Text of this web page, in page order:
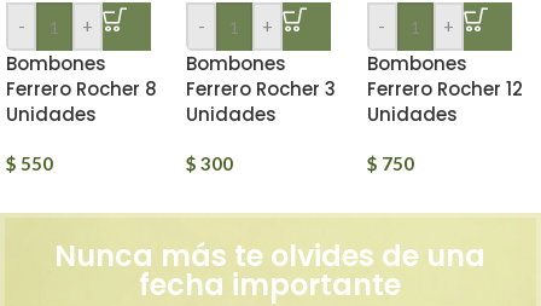
- +
Bombones
Ferrero Rocher 8
Unidades
$ 550
- +
Bombones
Ferrero Rocher 3
Unidades
$ 300
- +
Bombones
Ferrero Rocher 12
Unidades
$ 750
Nunca más te olvides de una
fecha importante